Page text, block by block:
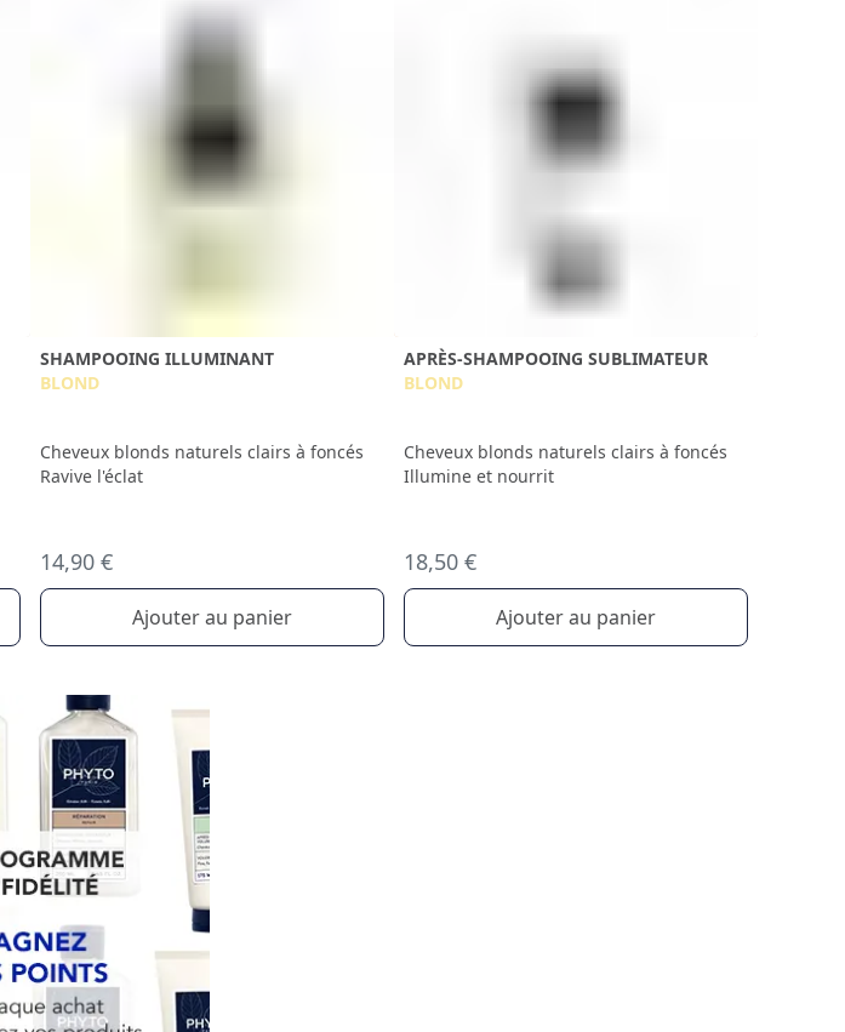
SHAMPOOING ILLUMINANT
BLOND
Cheveux blonds naturels clairs à foncés
Ravive l'éclat
14,90 €
Ajouter au panier
APRÈS-SHAMPOOING SUBLIMATEUR
BLOND
Cheveux blonds naturels clairs à foncés
Illumine et nourrit
18,50 €
Ajouter au panier